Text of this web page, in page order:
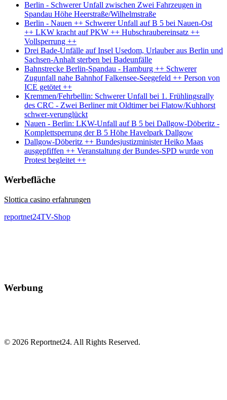
Berlin - Schwerer Unfall zwischen Zwei Fahrzeugen in
Spandau Höhe Heerstraße/Wilhelmstraße
Berlin - Nauen ++ Schwerer Unfall auf B 5 bei Nauen-Ost
++ LKW kracht auf PKW ++ Hubschraubereinsatz ++
Vollsperrung ++
Drei Bade-Unfälle auf Insel Usedom, Urlauber aus Berlin und
Sachsen-Anhalt sterben bei Badeunfälle
Bahnstrecke Berlin-Spandau - Hamburg ++ Schwerer
Zugunfall nahe Bahnhof Falkensee-Seegefeld ++ Person von
ICE getötet ++
Kremmen/Fehrbellin: Schwerer Unfall bei 1. Frühlingsrally
des CRC - Zwei Berliner mit Oldtimer bei Flatow/Kuhhorst
schwer-verunglückt
Nauen - Berlin: LKW-Unfall auf B 5 bei Dallgow-Döberitz -
Komplettsperrung der B 5 Höhe Havelpark Dallgow
Dallgow-Döberitz ++ Bundesjustizminister Heiko Maas
ausgepfiffen ++ Veranstaltung der Bundes-SPD wurde von
Protest begleitet ++
Werbefläche
Slottica casino erfahrungen
reportnet24TV-Shop
Werbung
© 2026 Reportnet24. All Rights Reserved.